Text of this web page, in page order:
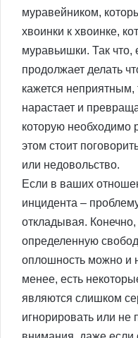
муравейником,
хвоинки к хвоинке,
муравьишки. Так
продолжает делать
кажется
нарастает и
которую необходимо
этом стоит
или недовольство.
Если в ваших
инцидента –
откладывая.
определенную
оплошность можно и
менее, есть
являются слишком
игнорировать или не